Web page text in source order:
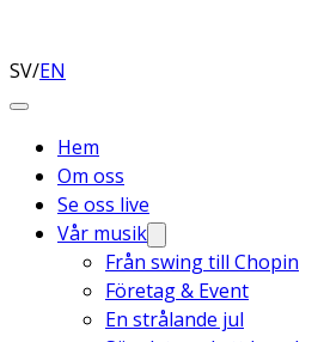
SV/EN
Hem
Om oss
Se oss live
Vår musik
Från swing till Chopin
Företag & Event
En strålande jul